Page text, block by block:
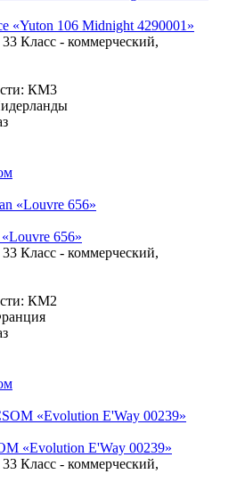
«Yuton 106 Midnight 4290001»
33 Класс - коммерческий,
КМ3
656»
33 Класс - коммерческий,
КМ2
«Evolution E'Way 00239»
33 Класс - коммерческий,